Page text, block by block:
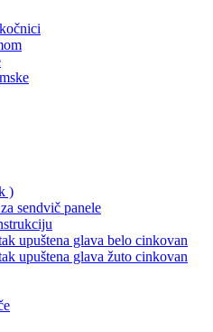
)
sendvič panele
upuštena glava belo cinkovan
upuštena glava žuto cinkovan